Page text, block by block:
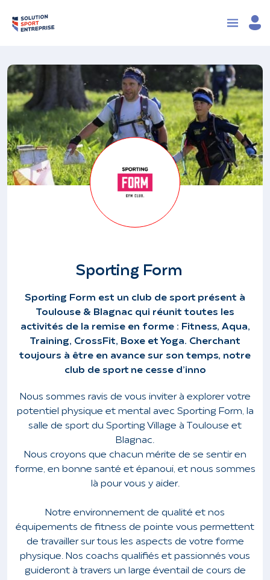
Sporting Form
Sporting Form est un club de sport présent à
Toulouse & Blagnac qui réunit toutes les
activités de la remise en forme : Fitness, Aqua,
Training, CrossFit, Boxe et Yoga. Cherchant
toujours à être en avance sur son temps, notre
club de sport ne cesse d’inno
Nous sommes ravis de vous inviter à explorer votre
potentiel physique et mental avec Sporting Form, la
salle de sport du Sporting Village à Toulouse et
Blagnac.
Nous croyons que chacun mérite de se sentir en
forme, en bonne santé et épanoui, et nous sommes
là pour vous y aider.
Notre environnement de qualité et nos
équipements de fitness de pointe vous permettent
de travailler sur tous les aspects de votre forme
physique. Nos coachs qualifiés et passionnés vous
guideront à travers un large éventail de cours de